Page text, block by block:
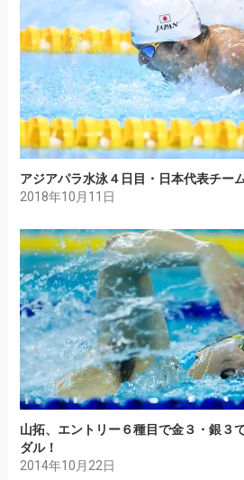
アジアパラ水泳４日目・日本代表チー
2018年10月11日
山拓、エントリー６種目で金３・銀３
ダル！
2014年10月22日